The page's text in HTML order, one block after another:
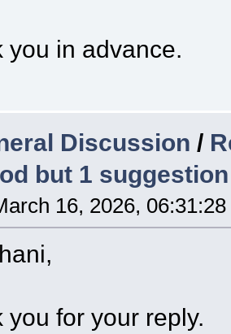
you in advance.
Discussion /
but 1
16, 2026,
you for your reply.